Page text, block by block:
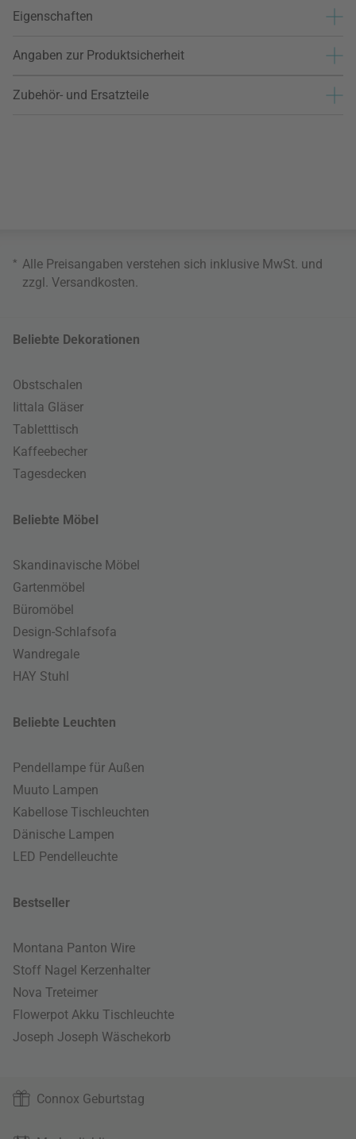
Eigenschaften
Angaben zur Produktsicherheit
Zubehör- und Ersatzteile
* Alle Preisangaben verstehen sich inklusive MwSt. und
zzgl. Versandkosten
Beliebte Dekorationen
Obstschalen
Iittala Gläser
Tabletttisch
Kaffeebecher
Tagesdecken
Beliebte Möbel
Skandinavische Möbel
Gartenmöbel
Büromöbel
Design-Schlafsofa
Wandregale
HAY Stuhl
Beliebte Leuchten
Pendellampe für Außen
Muuto Lampen
Kabellose Tischleuchten
Dänische Lampen
LED Pendelleuchte
Bestseller
Montana Panton Wire
Stoff Nagel Kerzenhalter
Nova Treteimer
Flowerpot Akku Tischleuchte
Joseph Joseph Wäschekorb
Connox Geburtstag